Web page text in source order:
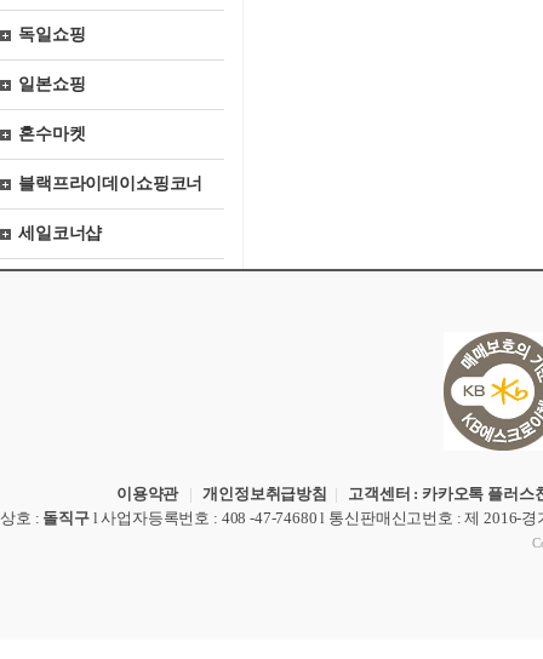
독일쇼핑
일본쇼핑
혼수마켓
블랙프라이데이쇼핑코너
세일코너샵
이용약관 |개인정보취급방침 | 고객센터 : 카카오톡 플러스
상호 : 돌직구 l사업자등록번호 : 408 -47-74680 l 통신판매신고번호 : 제 2016-